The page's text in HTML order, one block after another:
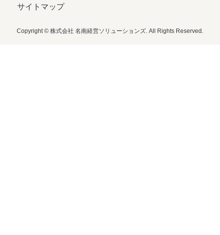
サイトマップ
Copyright © 株式会社 名南経営ソリューションズ. All Rights Reserved.